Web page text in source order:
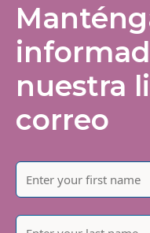
nuestra
correo